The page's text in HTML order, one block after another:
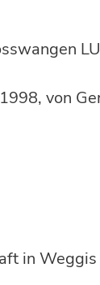
von
in Weggis